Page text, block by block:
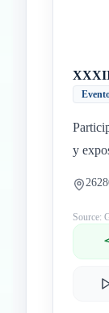
XXXII
y
Source: